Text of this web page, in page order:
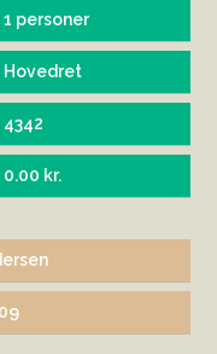
1 personer
Hovedret
4342
0.00 kr.